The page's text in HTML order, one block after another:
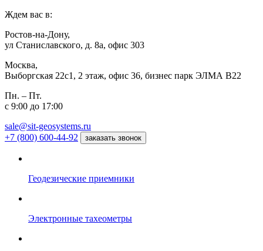
Ждем вас в:
Ростов-на-Дону,
ул Станиславского, д. 8а, офис 303
Москва,
Выборгская 22с1, 2 этаж, офис 36, бизнес парк ЭЛМА В22
Пн. – Пт.
с 9:00 до 17:00
sale@sit-geosystems.ru
+7 (800) 600-44-92
заказать звонок
Геодезические приемники
Электронные тахеометры